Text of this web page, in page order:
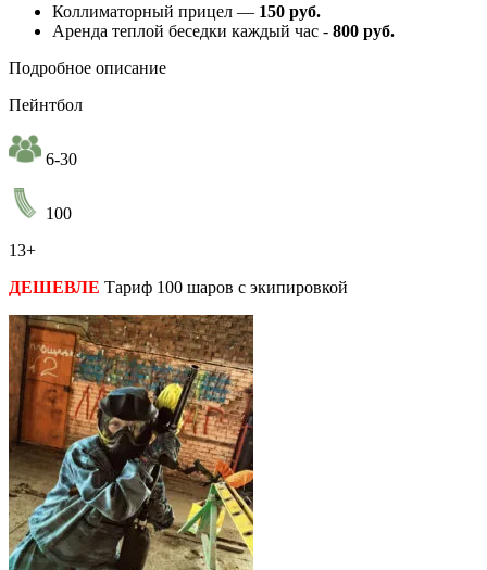
Коллиматорный прицел — 150 руб.
Аренда теплой беседки каждый час -​ 800 руб.
Подробное описание
Пейнтбол
6-30
100
13+
ДЕШЕВЛЕ Тариф 100 шаров с экипировкой